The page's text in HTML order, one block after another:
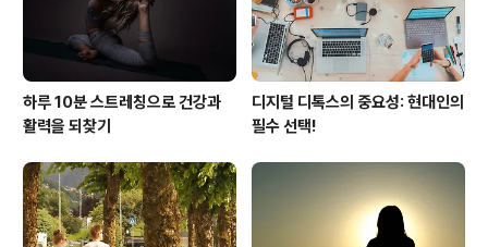
하루 10분 스트레칭으로 건강과
활력을 되찾기
디지털 디톡스의 중요성: 현대인의
필수 선택!